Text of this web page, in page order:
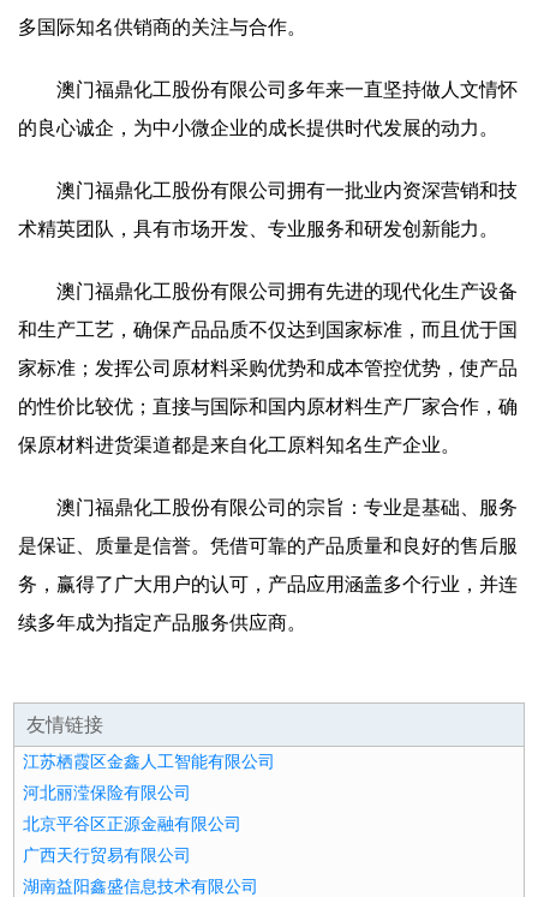
多国际知名供销商的关注与合作。
澳门福鼎化工股份有限公司多年来一直坚持做人文情怀
的良心诚企，为中小微企业的成长提供时代发展的动力。
澳门福鼎化工股份有限公司拥有一批业内资深营销和技
术精英团队，具有市场开发、专业服务和研发创新能力。
澳门福鼎化工股份有限公司拥有先进的现代化生产设备
和生产工艺，确保产品品质不仅达到国家标准，而且优于国
家标准；发挥公司原材料采购优势和成本管控优势，使产品
的性价比较优；直接与国际和国内原材料生产厂家合作，确
保原材料进货渠道都是来自化工原料知名生产企业。
澳门福鼎化工股份有限公司的宗旨：专业是基础、服务
是保证、质量是信誉。凭借可靠的产品质量和良好的售后服
务，赢得了广大用户的认可，产品应用涵盖多个行业，并连
续多年成为指定产品服务供应商。
友情链接
江苏栖霞区金鑫人工智能有限公司
河北丽滢保险有限公司
北京平谷区正源金融有限公司
广西天行贸易有限公司
湖南益阳鑫盛信息技术有限公司